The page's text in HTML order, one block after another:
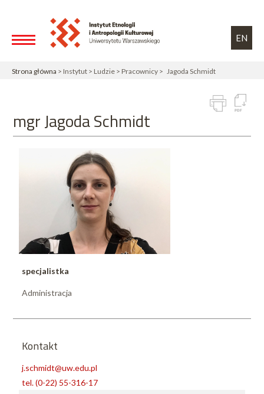
EN
Strona główna > Instytut > Ludzie > Pracownicy > Jagoda Schmidt
mgr Jagoda Schmidt
specjalistka
Administracja
Kontakt
j.schmidt@uw.edu.pl
tel. (0-22) 55-316-17